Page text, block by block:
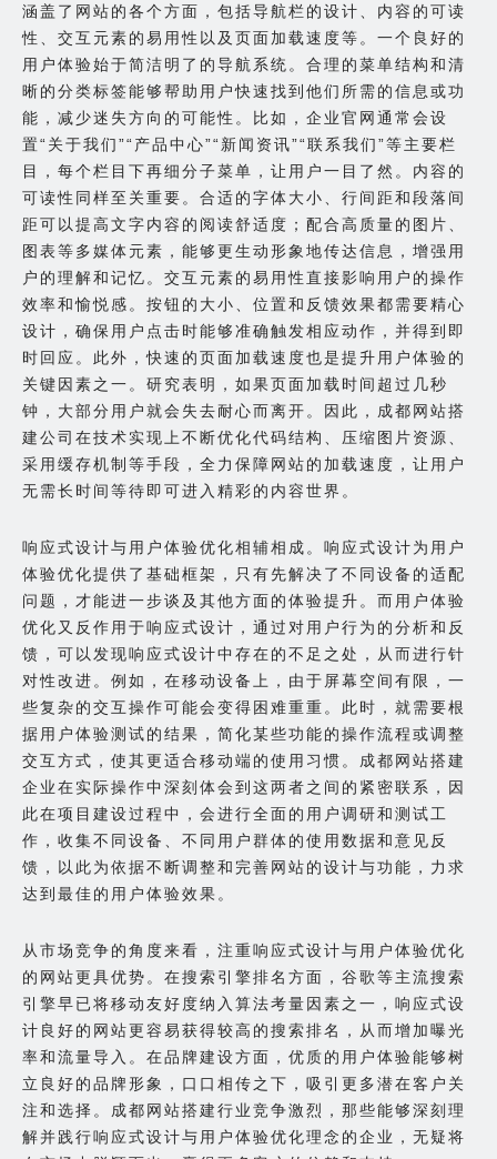
涵盖了网站的各个方面，包括导航栏的设计、内容的可读
性、交互元素的易用性以及页面加载速度等。一个良好的
用户体验始于简洁明了的导航系统。合理的菜单结构和清
晰的分类标签能够帮助用户快速找到他们所需的信息或功
能，减少迷失方向的可能性。比如，企业官网通常会设
置“关于我们”“产品中心”“新闻资讯”“联系我们”等主要栏
目，每个栏目下再细分子菜单，让用户一目了然。内容的
可读性同样至关重要。合适的字体大小、行间距和段落间
距可以提高文字内容的阅读舒适度；配合高质量的图片、
图表等多媒体元素，能够更生动形象地传达信息，增强用
户的理解和记忆。交互元素的易用性直接影响用户的操作
效率和愉悦感。按钮的大小、位置和反馈效果都需要精心
设计，确保用户点击时能够准确触发相应动作，并得到即
时回应。此外，快速的页面加载速度也是提升用户体验的
关键因素之一。研究表明，如果页面加载时间超过几秒
钟，大部分用户就会失去耐心而离开。因此，成都网站搭
建公司在技术实现上不断优化代码结构、压缩图片资源、
采用缓存机制等手段，全力保障网站的加载速度，让用户
无需长时间等待即可进入精彩的内容世界。
响应式设计与用户体验优化相辅相成。响应式设计为用户
体验优化提供了基础框架，只有先解决了不同设备的适配
问题，才能进一步谈及其他方面的体验提升。而用户体验
优化又反作用于响应式设计，通过对用户行为的分析和反
馈，可以发现响应式设计中存在的不足之处，从而进行针
对性改进。例如，在移动设备上，由于屏幕空间有限，一
些复杂的交互操作可能会变得困难重重。此时，就需要根
据用户体验测试的结果，简化某些功能的操作流程或调整
交互方式，使其更适合移动端的使用习惯。成都网站搭建
企业在实际操作中深刻体会到这两者之间的紧密联系，因
此在项目建设过程中，会进行全面的用户调研和测试工
作，收集不同设备、不同用户群体的使用数据和意见反
馈，以此为依据不断调整和完善网站的设计与功能，力求
达到最佳的用户体验效果。
从市场竞争的角度来看，注重响应式设计与用户体验优化
的网站更具优势。在搜索引擎排名方面，谷歌等主流搜索
引擎早已将移动友好度纳入算法考量因素之一，响应式设
计良好的网站更容易获得较高的搜索排名，从而增加曝光
率和流量导入。在品牌建设方面，优质的用户体验能够树
立良好的品牌形象，口口相传之下，吸引更多潜在客户关
注和选择。成都网站搭建行业竞争激烈，那些能够深刻理
解并践行响应式设计与用户体验优化理念的企业，无疑将